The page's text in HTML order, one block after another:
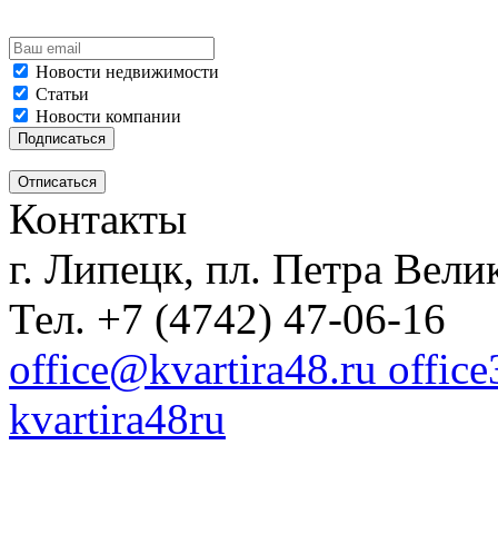
Новости недвижимости
Статьи
Новости компании
Контакты
г. Липецк, пл. Петра
Тел. +7 (4742) 47-06-16
office@kvartira48.ru
kvartira48ru